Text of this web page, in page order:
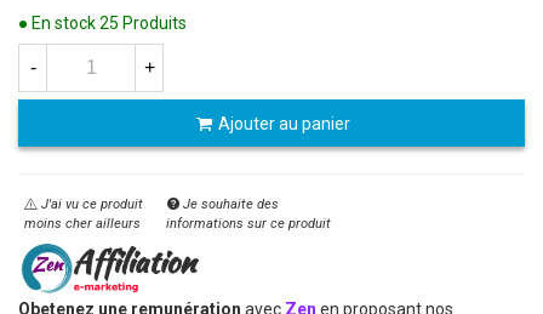
● En stock25 Produits
- +
Ajouter au panier
J'ai vu ce produit
moins cher ailleurs
Je souhaite des
informations sur ce produit
Obetenez une remunération avec Zen en proposant nos